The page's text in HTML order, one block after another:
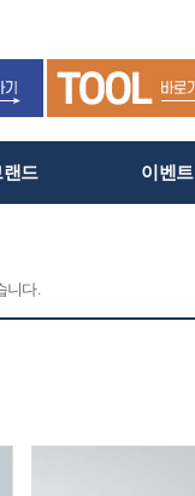
랜드 이벤트
니다.